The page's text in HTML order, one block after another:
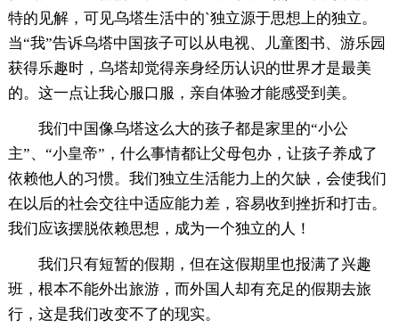
特的见解，可见乌塔生活中的`独立源于思想上的独立。
当“我”告诉乌塔中国孩子可以从电视、儿童图书、游乐园
获得乐趣时，乌塔却觉得亲身经历认识的世界才是最美
的。这一点让我心服口服，亲自体验才能感受到美。
我们中国像乌塔这么大的孩子都是家里的“小公
主”、“小皇帝”，什么事情都让父母包办，让孩子养成了
依赖他人的习惯。我们独立生活能力上的欠缺，会使我们
在以后的社会交往中适应能力差，容易收到挫折和打击。
我们应该摆脱依赖思想，成为一个独立的人！
我们只有短暂的假期，但在这假期里也报满了兴趣
班，根本不能外出旅游，而外国人却有充足的假期去旅
行，这是我们改变不了的现实。